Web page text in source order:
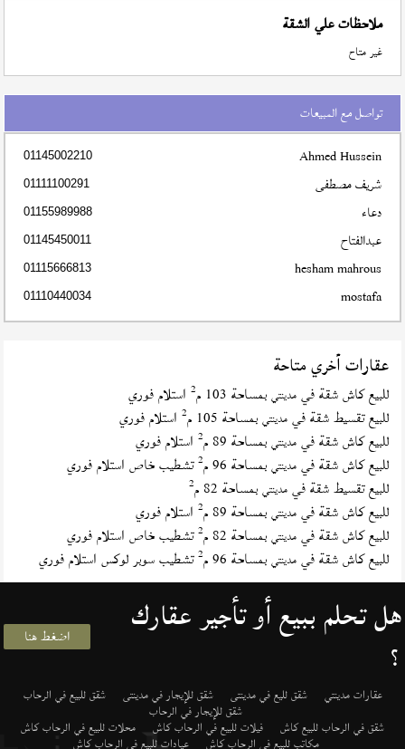
ملاحظات علي الشقة
غير متاح
تواصل مع المبيعات
Ahmed Hussein
01145002210
شريف مصطفى 01111100291
دعاء 01155989988
عبدالفتاح 01145450011
hesham mahrous
01115666813
mostafa
01110440034
عقارات أخري متاحة
للبيع كاش شقة فيمدينتي بمساحة 103 م 2 استلام فوري
للبيع تقسيط شقة فيمدينتي بمساحة 105 م 2 استلام فوري
للبيع كاش شقة فيمدينتي بمساحة 89 م 2 استلام فوري
للبيع كاش شقة فيمدينتي بمساحة 96 م 2تشطيب خاص استلام فوري
للبيع تقسيط شقة فيمدينتي بمساحة 82 م 2
للبيع كاش شقة فيمدينتي بمساحة 89 م 2 استلام فوري
للبيع كاش شقة فيمدينتي بمساحة 82 م 2تشطيب خاص استلام فوري
للبيع كاش شقة فيمدينتي بمساحة 96 م 2تشطيب سوبر لوكس استلام فوري
هل تحلم ببيع أو تأجير عقارك
؟ اضغط هنا
عقارات مدينتي شقق لليع في مدينتى شقق للإيجار في مدينتى شقق للبيع في الرحاب
شقق للإيجار في الرحاب
شقق في الرحاب للبيع كاش فيلات للبيع في الرحاب كاش محلات للبيع في الرحاب كاش
مكاتب للبيع في الرحاب كاش عيادات للبيع في الرحاب كاش